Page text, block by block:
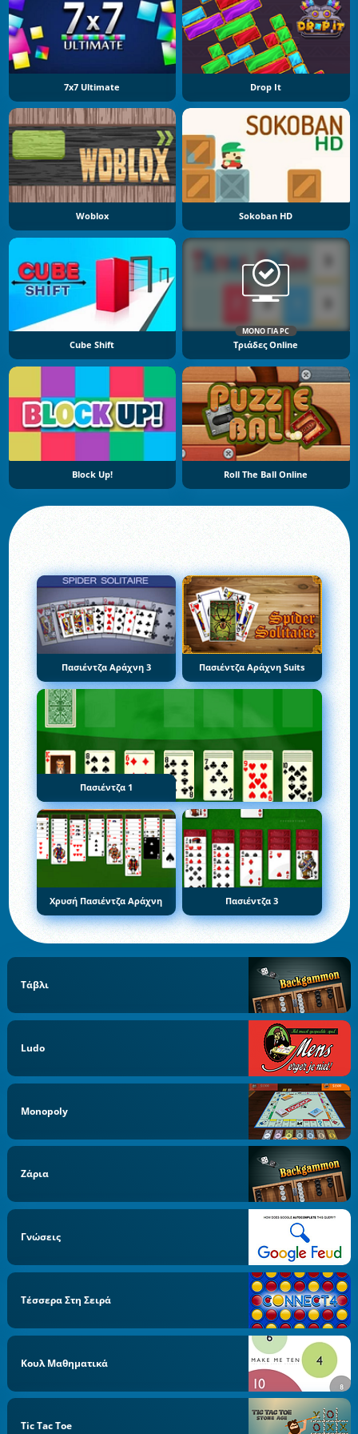
7x7 Ultimate Drop It
Woblox Sokoban HD
Cube Shift
ΜΌΝΟ ΓΙΑ PC
Τριάδες Online
Block Up! Roll The Ball Online
Πασιέντζα Αράχνη 3 Πασιέντζα Αράχνη Suits
Πασιέντζα 1
Χρυσή Πασιέντζα Αράχνη Πασιέντζα 3
Τάβλι
Ludo
Monopoly
Ζάρια
Γνώσεις
Τέσσερα Στη Σειρά
Κουλ Μαθηματικά
Tic Tac Toe